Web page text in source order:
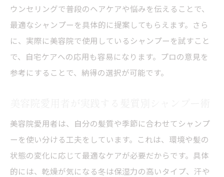
ウンセリングで普段のヘアケアや悩みを伝えることで、
最適なシャンプーを具体的に提案してもらえます。さら
に、実際に美容院で使用しているシャンプーを試すこと
で、自宅ケアへの応用も容易になります。プロの意見を
参考にすることで、納得の選択が可能です。
美容院愛用者は、自分の髪質や季節に合わせてシャンプ
ーを使い分ける工夫をしています。これは、環境や髪の
状態の変化に応じて最適なケアが必要だからです。具体
的には、乾燥が気になる冬は保湿力の高いタイプ、汗や